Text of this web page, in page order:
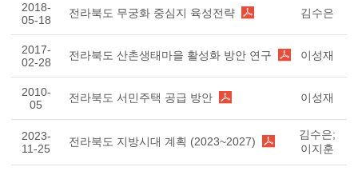
2018-
05-18
전라북도 무궁화 중심지 육성전략 김수은
2017-
02-28
전라북도 산촌생태마을 활성화 방안 연구 이성재
2010-
05
전라북도 서민주택 공급 방안 이성재
2023-
11-25
전라북도 지방시대 계획 (2023~2027)
김수은;
이지훈